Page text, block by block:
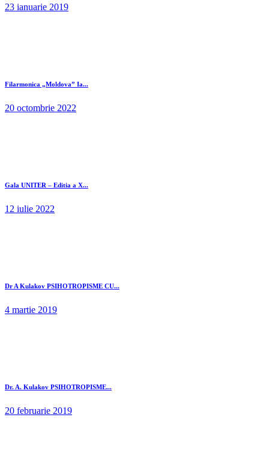
23 ianuarie 2019
Filarmonica „Moldova” Ia...
20 octombrie 2022
Gala UNITER – Editia a X...
12 iulie 2022
Dr A Kulakov PSIHOTROPISME CU...
4 martie 2019
Dr. A. Kulakov PSIHOTROPISME...
20 februarie 2019